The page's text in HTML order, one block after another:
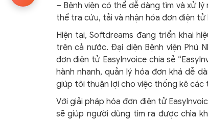
– Bệnh viện có thể dễ dàng tìm và xử
thể tra cứu, tải và nhận hóa đơn điện
Hiện tại, Softdreams đang triển khai
trên cả nước. Đại diện Bệnh viện Phú
đơn điện tử EasyInvoice chia sẻ
hành nhanh, quản lý hóa đơn khá dễ
giúp tôi thuận lợi cho việc thống kê các
Với giải pháp hóa đơn điện tử
sẽ giúp người dùng tìm ra được chìa